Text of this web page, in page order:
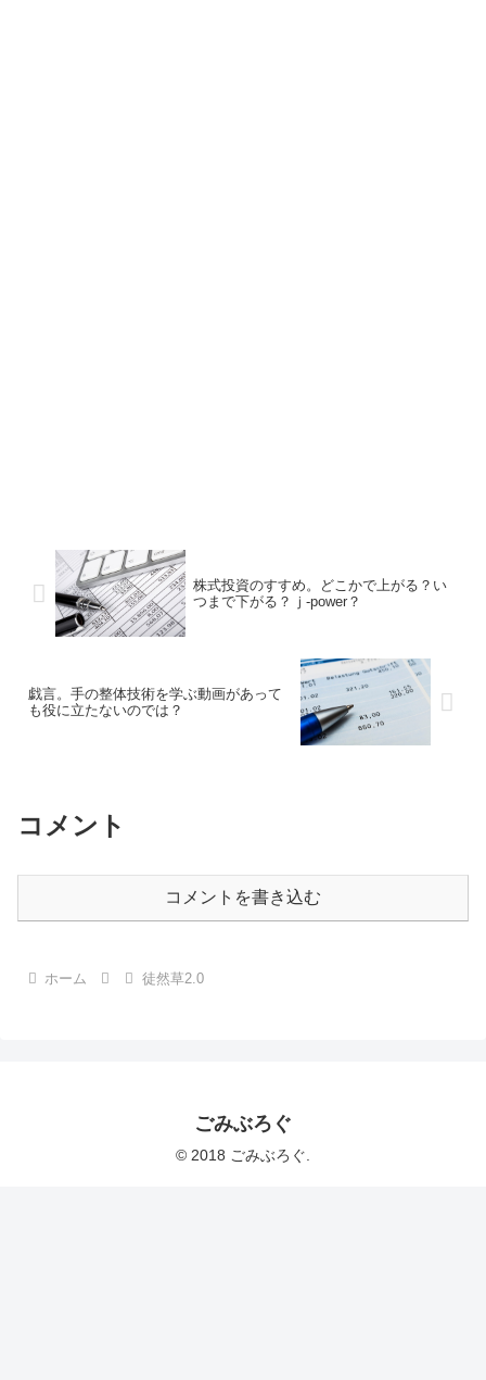
株式投資のすすめ。どこかで上がる？い
つまで下がる？ｊ-power？
戯言。手の整体技術を学ぶ動画があって
も役に立たないのでは？
コメント
コメントを書き込む
ホーム 徒然草2.0
ごみぶろぐ
© 2018 ごみぶろぐ.